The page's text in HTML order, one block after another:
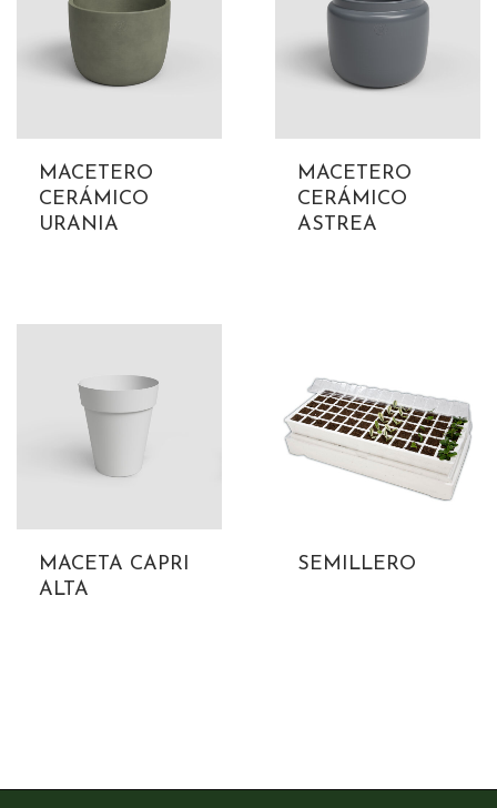
MACETERO
CERÁMICO
URANIA
MACETERO
CERÁMICO
ASTREA
MACETA CAPRI
ALTA
SEMILLERO